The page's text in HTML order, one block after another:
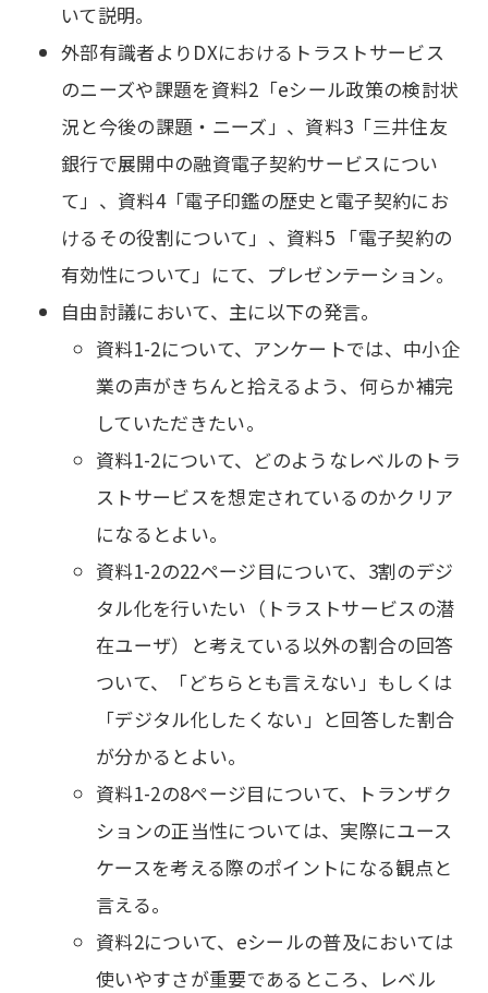
いて説明。
外部有識者よりDXにおけるトラストサービス
のニーズや課題を資料2「eシール政策の検討状
況と今後の課題・ニーズ」、資料3「三井住友
銀行で展開中の融資電子契約サービスについ
て」、資料4「電子印鑑の歴史と電子契約にお
けるその役割について」、資料5 「電子契約の
有効性について」にて、プレゼンテーション。
自由討議において、主に以下の発言。
資料1-2について、アンケートでは、中小企
業の声がきちんと拾えるよう、何らか補完
していただきたい。
資料1-2について、どのようなレベルのトラ
ストサービスを想定されているのかクリア
になるとよい。
資料1-2の22ページ目について、3割のデジ
タル化を行いたい（トラストサービスの潜
在ユーザ）と考えている以外の割合の回答
ついて、「どちらとも言えない」もしくは
「デジタル化したくない」と回答した割合
が分かるとよい。
資料1-2の8ページ目について、トランザク
ションの正当性については、実際にユース
ケースを考える際のポイントになる観点と
言える。
資料2について、eシールの普及においては
使いやすさが重要であるところ、レベル